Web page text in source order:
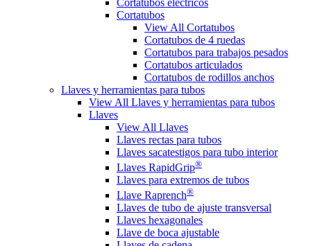
Cortatubos
View All Cortatubos
Cortatubos de 4 ruedas
Cortatubos para trabajos pesados
Cortatubos articulados
Cortatubos de rodillos anchos
Llaves y herramientas para tubos
View All Llaves y herramientas para tubos
Llaves
View All Llaves
Llaves rectas para tubos
Llaves sacatestigos para tubo interior
Llaves RapidGrip®
Llaves para extremos de tubos
Llave Raprench®
Llaves de tubo de ajuste transversal
Llaves hexagonales
Llave de boca ajustable